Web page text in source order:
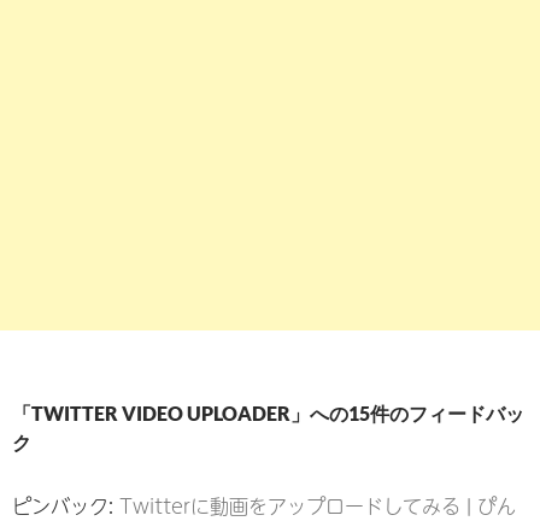
「TWITTER VIDEO UPLOADER」への15件のフィードバッ
ク
ピンバック: Twitterに動画をアップロードしてみる | ぴん